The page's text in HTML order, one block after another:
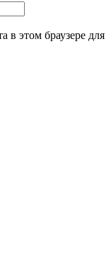
в этом браузере для